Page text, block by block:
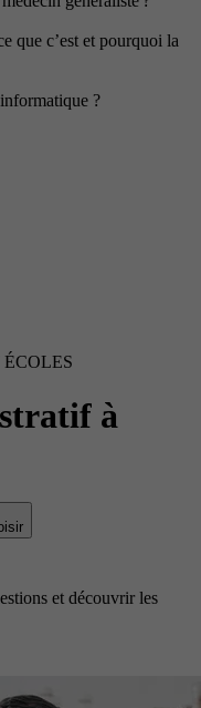
que c’est et pourquoi la
?
à
et découvrir les